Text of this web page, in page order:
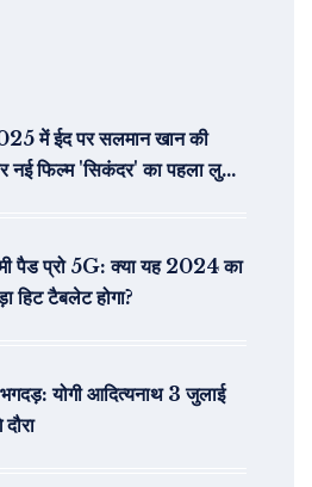
में ईद पर सलमान खान की
नई फिल्म 'सिकंदर' का पहला लुक
पैड प्रो 5G: क्या यह 2024 का
हिट टैबलेट होगा?
योगी आदित्यनाथ 3 जुलाई